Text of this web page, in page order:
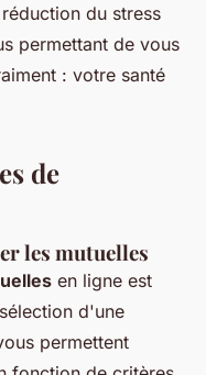
du stress
permettant de vous
: votre santé
de
les mutuelles
en ligne est
d'une
permettent